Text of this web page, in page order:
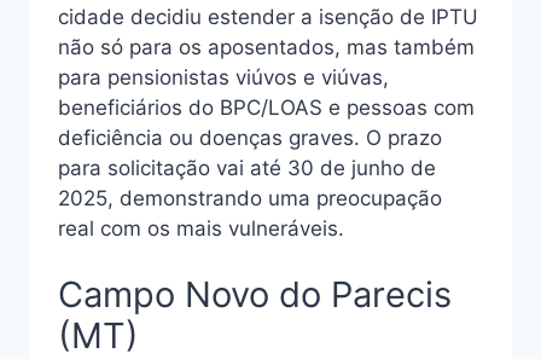
cidade decidiu estender a isenção de IPTU
não só para os aposentados, mas também
para pensionistas viúvos e viúvas,
beneficiários do BPC/LOAS e pessoas com
deficiência ou doenças graves. O prazo
para solicitação vai até 30 de junho de
2025, demonstrando uma preocupação
real com os mais vulneráveis.
Campo Novo do Parecis
(MT)